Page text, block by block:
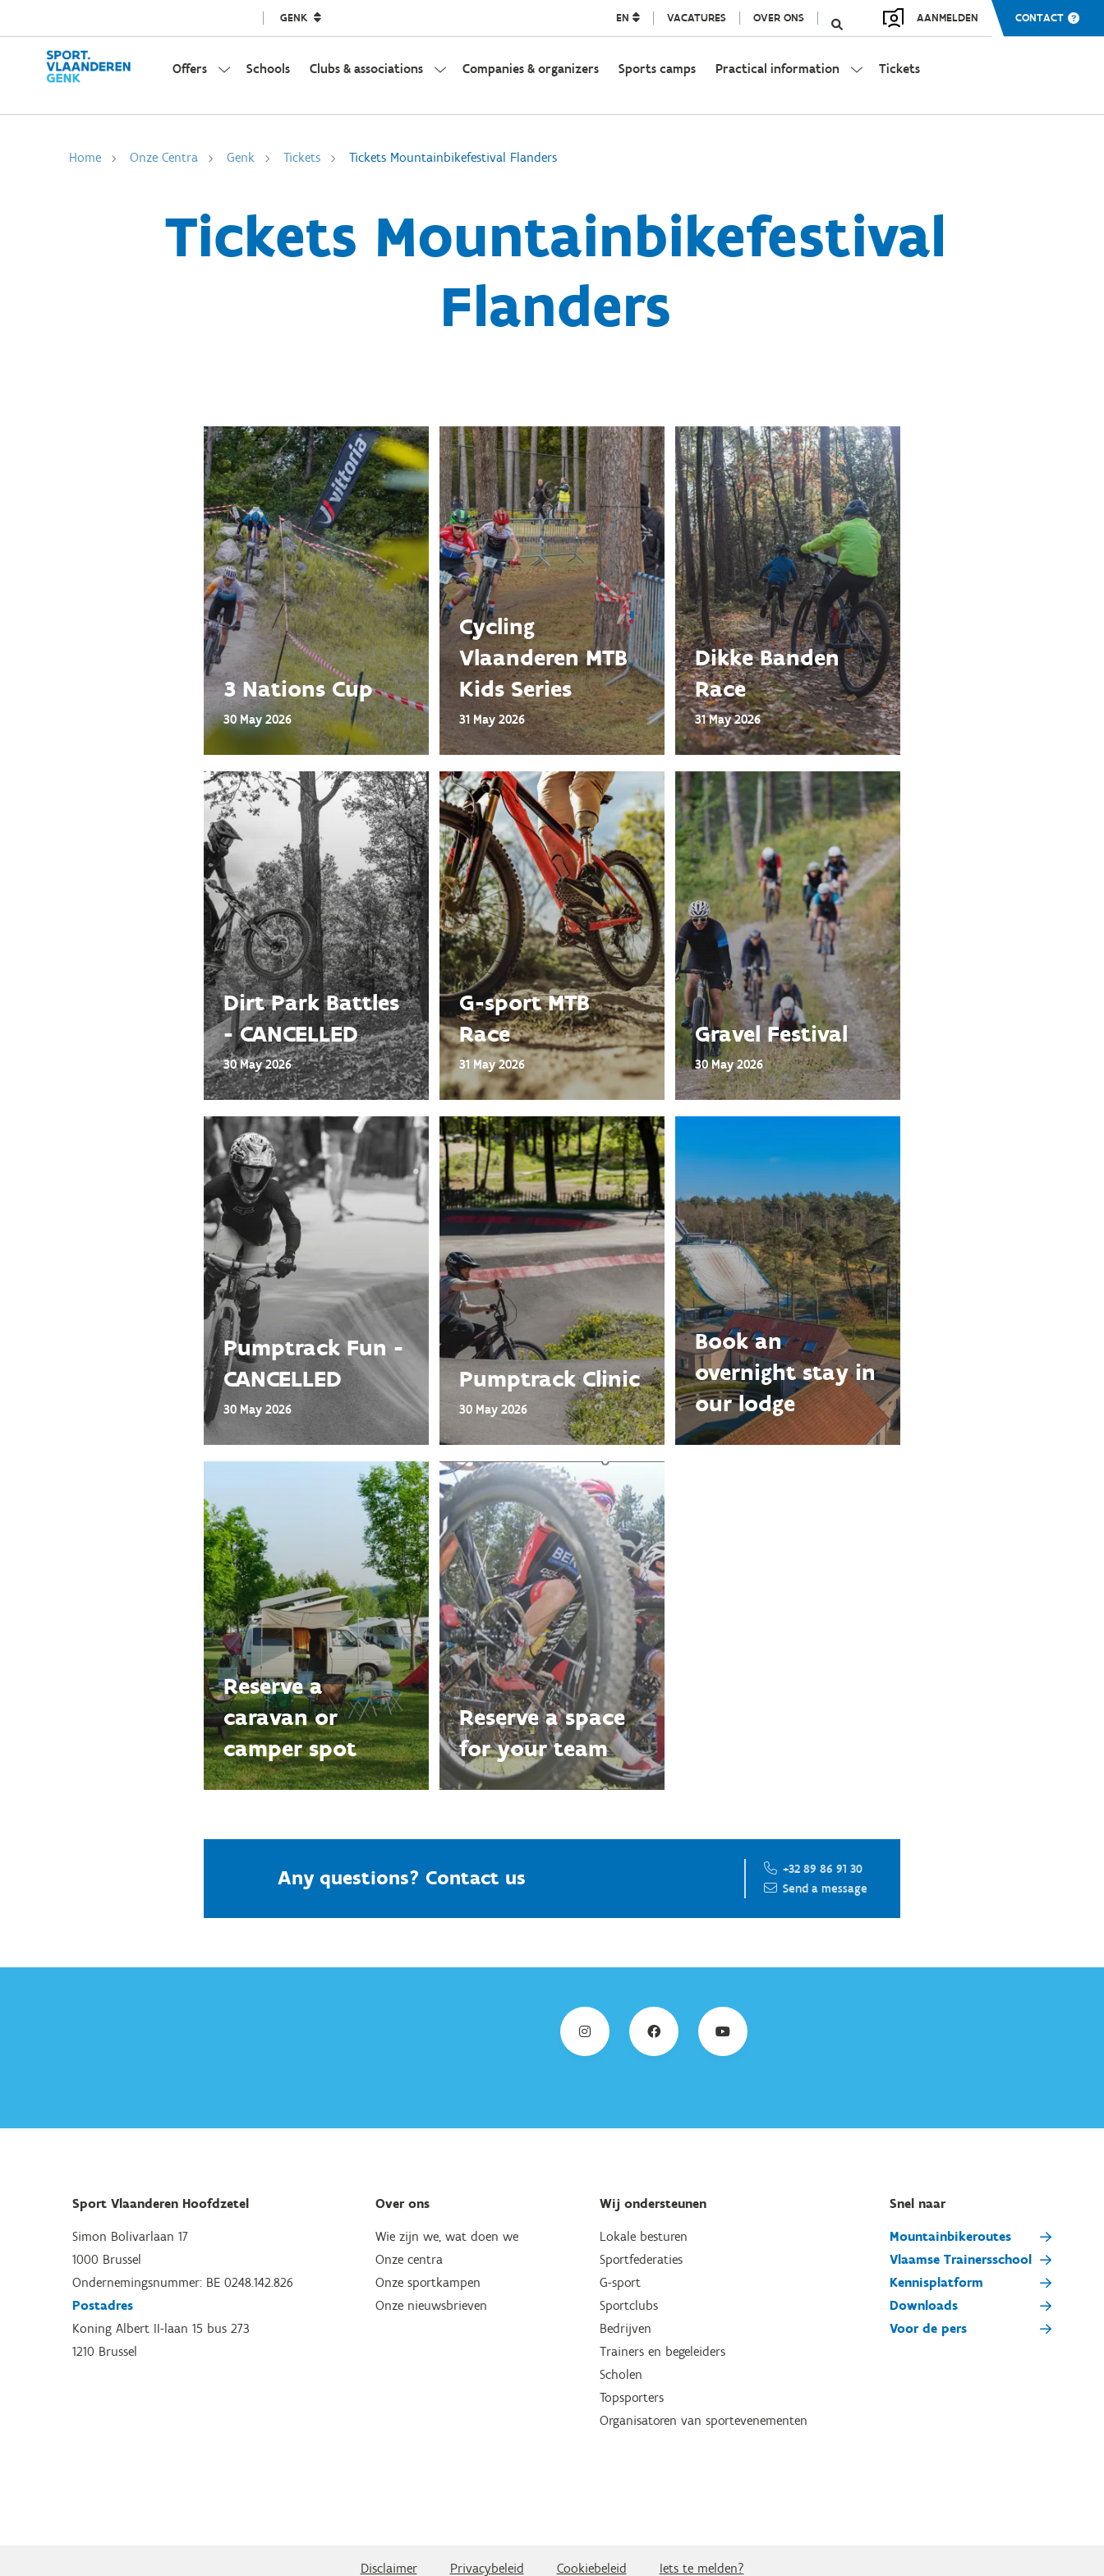
GENK EN VACATURES OVER ONS AANMELDEN CONTACT
Offers Schools Clubs & associations Companies & organizers Sports camps Practical information Tickets
Home Onze Centra Genk Tickets Tickets Mountainbikefestival Flanders
Tickets Mountainbikefestival
Flanders
3 Nations Cup
30 May 2026
Cycling
Vlaanderen MTB
Kids Series
31 May 2026
Dikke Banden
Race
31 May 2026
Dirt Park Battles
- CANCELLED
30 May 2026
G-sport MTB
Race
31 May 2026
Gravel Festival
30 May 2026
Pumptrack Fun -
CANCELLED
30 May 2026
Pumptrack Clinic
30 May 2026
Book an
overnight stay in
our lodge
Reserve a
caravan or
camper spot
Reserve a space
for your team
Any questions? Contact us
+32 89 86 91 30
Send a message
Sport Vlaanderen Hoofdzetel
Simon Bolivarlaan 17
1000 Brussel
Ondernemingsnummer: BE 0248.142.826
Postadres
Koning Albert II-laan 15 bus 273
1210 Brussel
Over ons
Wie zijn we, wat doen we
Onze centra
Onze sportkampen
Onze nieuwsbrieven
Wij ondersteunen
Lokale besturen
Sportfederaties
G-sport
Sportclubs
Bedrijven
Trainers en begeleiders
Scholen
Topsporters
Organisatoren van sportevenementen
Snel naar
Mountainbikeroutes
Vlaamse Trainersschool
Kennisplatform
Downloads
Voor de pers
Disclaimer Privacybeleid Cookiebeleid Iets te melden?